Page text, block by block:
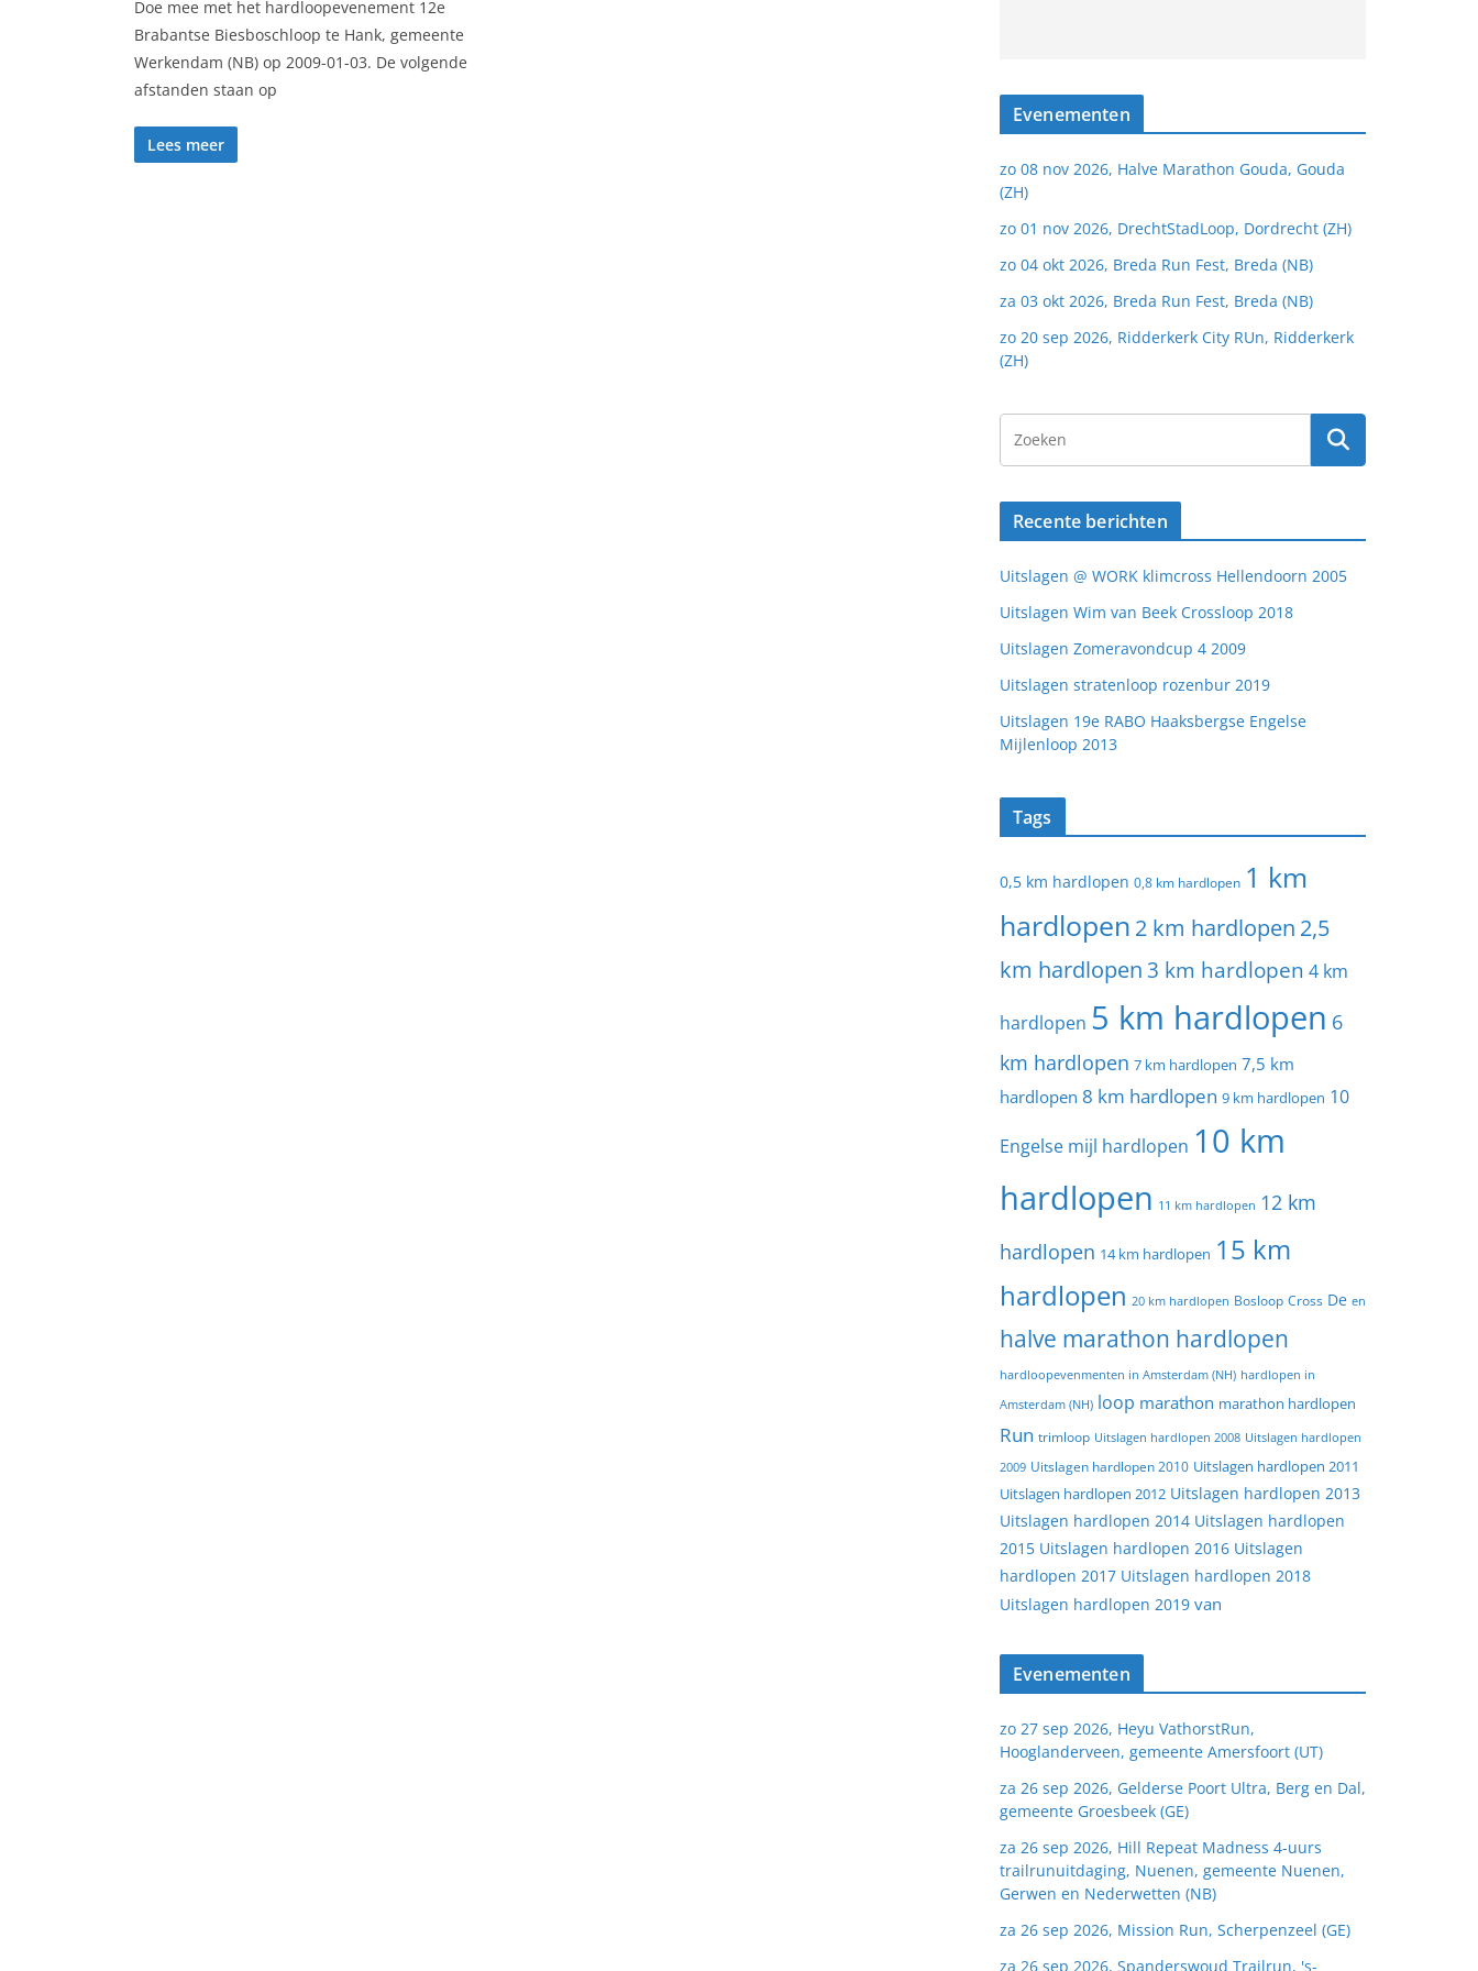
Doe mee met het hardloopevenement 12e
Brabantse Biesboschloop te Hank, gemeente
Werkendam (NB) op 2009-01-03. De volgende
afstanden staan op
Lees meer
Evenementen
zo 08 nov 2026, Halve Marathon Gouda, Gouda
(ZH)
zo 01 nov 2026, DrechtStadLoop, Dordrecht (ZH)
zo 04 okt 2026, Breda Run Fest, Breda (NB)
za 03 okt 2026, Breda Run Fest, Breda (NB)
zo 20 sep 2026, Ridderkerk City RUn, Ridderkerk
(ZH)
Recente berichten
Uitslagen @ WORK klimcross Hellendoorn 2005
Uitslagen Wim van Beek Crossloop 2018
Uitslagen Zomeravondcup 4 2009
Uitslagen stratenloop rozenbur 2019
Uitslagen 19e RABO Haaksbergse Engelse
Mijlenloop 2013
Tags
0,5 km hardlopen 0,8 km hardlopen 1 km
hardlopen 2 km hardlopen 2,5
km hardlopen 3 km hardlopen 4 km
hardlopen 5 km hardlopen 6
km hardlopen 7 km hardlopen 7,5 km
hardlopen 8 km hardlopen 9 km hardlopen 10
Engelse mijl hardlopen 10 km
hardlopen 11 km hardlopen 12 km
hardlopen 14 km hardlopen 15 km
hardlopen 20 km hardlopen Bosloop Cross De en
halve marathon hardlopen
hardloopevenmenten in Amsterdam (NH) hardlopen in
Amsterdam (NH) loop marathon marathon hardlopen
Run trimloop Uitslagen hardlopen 2008 Uitslagen hardlopen
2009 Uitslagen hardlopen 2010 Uitslagen hardlopen 2011
Uitslagen hardlopen 2012 Uitslagen hardlopen 2013
Uitslagen hardlopen 2014 Uitslagen hardlopen
2015 Uitslagen hardlopen 2016 Uitslagen
hardlopen 2017 Uitslagen hardlopen 2018
Uitslagen hardlopen 2019 van
Evenementen
zo 27 sep 2026, Heyu VathorstRun,
Hooglanderveen, gemeente Amersfoort (UT)
za 26 sep 2026, Gelderse Poort Ultra, Berg en Dal,
gemeente Groesbeek (GE)
za 26 sep 2026, Hill Repeat Madness 4-uurs
trailrunuitdaging, Nuenen, gemeente Nuenen,
Gerwen en Nederwetten (NB)
za 26 sep 2026, Mission Run, Scherpenzeel (GE)
za 26 sep 2026, Spanderswoud Trailrun, 's-